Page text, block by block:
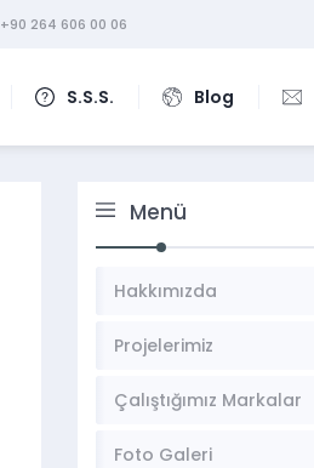
+90 264 606 00 06
S.S.S. Blog
Menü
Hakkımızda
Projelerimiz
Çalıştığımız Markalar
Foto Galeri